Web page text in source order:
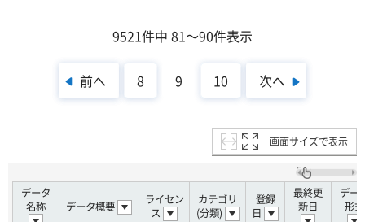
9521件中 81～90件表示
前へ 8 9 10 次へ
画面サイズで表示
データ
名称
データ概要
ライセン
ス
カテゴリ
(分類)
登録
日
最終更
新日
デー
形式